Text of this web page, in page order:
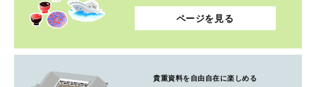
ページを見る
貴重資料を自由自在に楽しめる